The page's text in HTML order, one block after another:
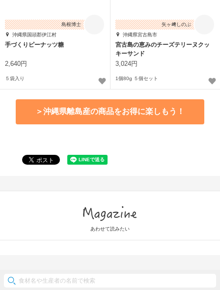
島根博士
沖縄県国頭郡伊江村
手づくりピーナッツ糖
2,640円
５袋入り
矢ヶ﨑しのぶ
沖縄県宮古島市
宮古島の恵みのチーズテリーヌクッ
キーサンド
3,024円
1個80g ５個セット
＞沖縄県離島産の商品をお得に楽しもう！
あわせて読みたい